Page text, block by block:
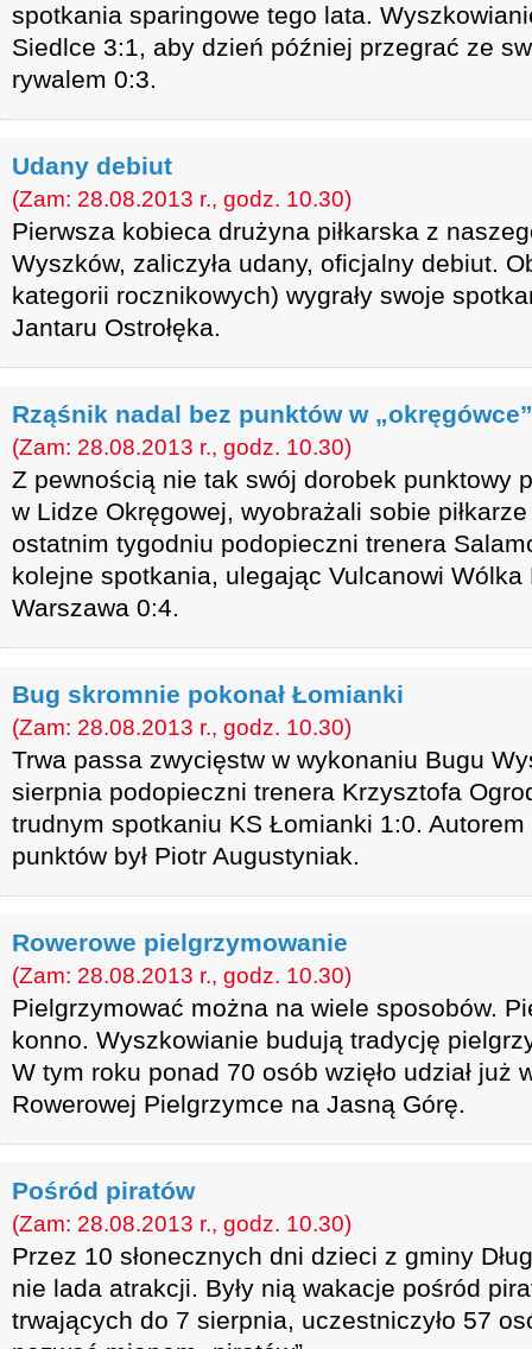
spotkania sparingowe tego lata.
Siedlce 3:1, aby dzień później przegrać ze
rywalem 0:3.
Udany debiut
(Zam: 28.08.2013 r., godz. 10.30)
Pierwsza kobieca drużyna piłkarska z
Wyszków, zaliczyła udany, oficjalny debiut.
kategorii rocznikowych) wygrały swoje
Jantaru Ostrołęka.
Rząśnik nadal bez punktów w „okręgówce”
(Zam: 28.08.2013 r., godz. 10.30)
Z pewnością nie tak swój dorobek punktowy
w Lidze Okręgowej, wyobrażali sobie
ostatnim tygodniu podopieczni trenera
kolejne spotkania, ulegając Vulcanowi
Warszawa 0:4.
Bug skromnie pokonał Łomianki
(Zam: 28.08.2013 r., godz. 10.30)
Trwa passa zwycięstw w wykonaniu Bugu
sierpnia podopieczni trenera Krzysztofa
trudnym spotkaniu KS Łomianki 1:0.
punktów był Piotr Augustyniak.
Rowerowe pielgrzymowanie
(Zam: 28.08.2013 r., godz. 10.30)
Pielgrzymować można na wiele sposobów.
konno. Wyszkowianie budują tradycję
W tym roku ponad 70 osób wzięło udział już
Rowerowej Pielgrzymce na Jasną Górę.
Pośród piratów
(Zam: 28.08.2013 r., godz. 10.30)
Przez 10 słonecznych dni dzieci z gminy
nie lada atrakcji. Były nią wakacje pośród
trwających do 7 sierpnia, uczestniczyło 57